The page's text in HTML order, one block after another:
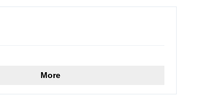
More